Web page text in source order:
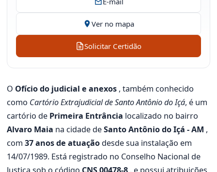
Ver no mapa
Solicitar Certidão
O Ofício do judicial e anexos , também conhecido
como Cartório Extrajudicial de Santo Antônio do Içá, é um
cartório de Primeira Entrância localizado no bairro
Alvaro Maia na cidade deSanto Antônio do Içá - AM ,
com 37 anos de atuação desde sua instalação em
14/07/1989. Está registrado no Conselho Nacional de